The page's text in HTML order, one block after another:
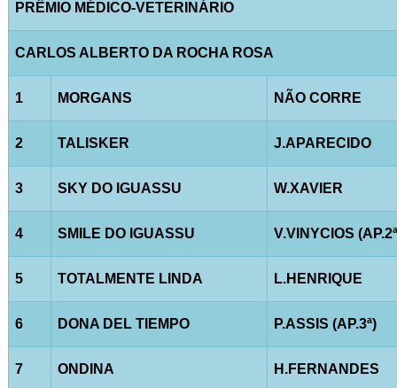
PRÊMIO MÉDICO-VETERINÁRIO
CARLOS ALBERTO DA ROCHA ROSA
1 MORGANS NÃO CORRE
2 TALISKER J.APARECIDO
3 SKY DO IGUASSU W.XAVIER
4 SMILE DO IGUASSU V.VINYCIOS
5 TOTALMENTE LINDA L.HENRIQUE
6 DONA DEL TIEMPO P.ASSIS (AP.3ª)
7 ONDINA H.FERNANDES